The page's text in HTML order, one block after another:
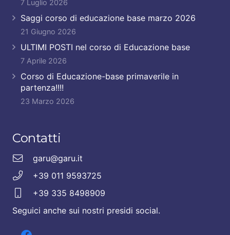
7 Luglio 2026
Saggi corso di educazione base marzo 2026
21 Giugno 2026
ULTIMI POSTI nel corso di Educazione base
7 Aprile 2026
Corso di Educazione-base primaverile in
partenza!!!!
23 Marzo 2026
Contatti
garu@garu.it
+39 011 9593725
+39 335 8498909
Seguici anche sui nostri presidi social.